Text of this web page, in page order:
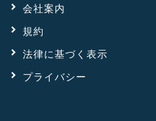
会社案内
規約
法律に基づく表示
プライバシー